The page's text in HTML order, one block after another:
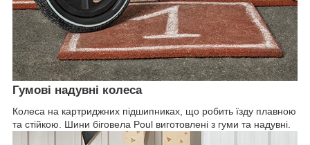
Гумові надувні колеса
Колеса на картриджних підшипниках, що робить їзду плавною
та стійкою. Шини біговела Poul виготовлені з гуми та надувні.